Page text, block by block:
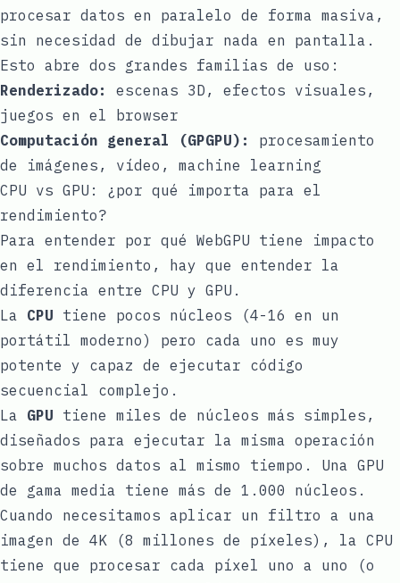
procesar datos en paralelo de forma masiva,
sin necesidad de dibujar nada en pantalla.
Esto abre dos grandes familias de uso:
Renderizado:
escenas 3D, efectos visuales,
juegos en el browser
Computación general (GPGPU):
procesamiento
de imágenes, vídeo, machine learning
CPU vs GPU: ¿por qué importa para el
rendimiento?
Para entender por qué WebGPU tiene impacto
en el rendimiento, hay que entender la
diferencia entre CPU y GPU.
La CPU tiene pocos núcleos (4-16 en un
portátil moderno) pero cada uno es muy
potente y capaz de ejecutar código
secuencial complejo.
La GPU tiene miles de núcleos más simples,
diseñados para ejecutar la misma operación
sobre muchos datos al mismo tiempo. Una GPU
de gama media tiene más de 1.000 núcleos.
Cuando necesitamos aplicar un filtro a una
imagen de 4K (8 millones de píxeles), la CPU
tiene que procesar cada píxel uno a uno (o